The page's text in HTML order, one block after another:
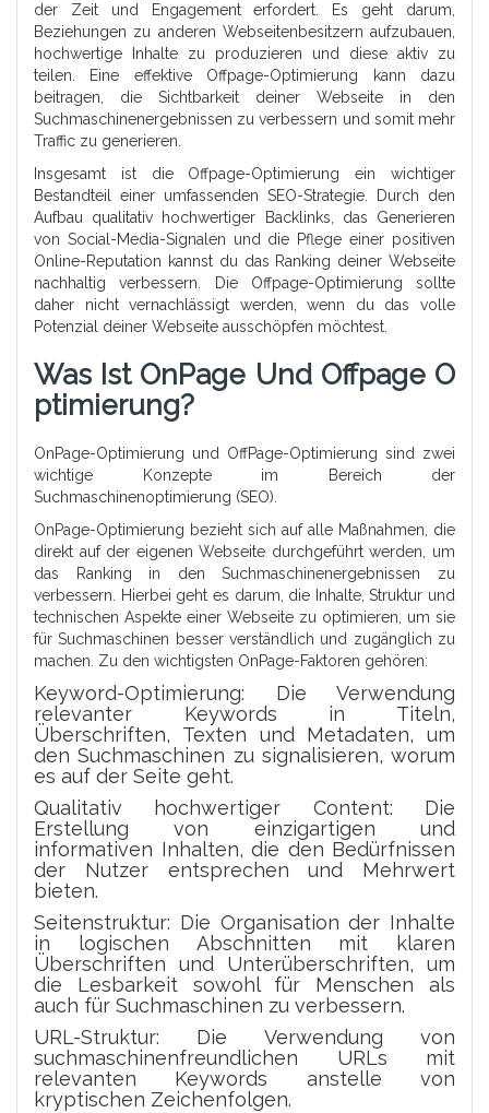
der Zeit und Engagement erfordert. Es geht darum,
Beziehungen zu anderen Webseitenbesitzern aufzubauen,
hochwertige Inhalte zu produzieren und diese aktiv zu
teilen. Eine effektive Offpage-Optimierung kann dazu
beitragen, die Sichtbarkeit deiner Webseite in den
Suchmaschinenergebnissen zu verbessern und somit mehr
Traffic zu generieren.
Insgesamt ist die Offpage-Optimierung ein wichtiger
Bestandteil einer umfassenden SEO-Strategie. Durch den
Aufbau qualitativ hochwertiger Backlinks, das Generieren
von Social-Media-Signalen und die Pflege einer positiven
Online-Reputation kannst du das Ranking deiner Webseite
nachhaltig verbessern. Die Offpage-Optimierung sollte
daher nicht vernachlässigt werden, wenn du das volle
Potenzial deiner Webseite ausschöpfen möchtest.
Was Ist OnPage Und Offpage O
Ptimierung?
OnPage-Optimierung und OffPage-Optimierung sind zwei
wichtige Konzepte im Bereich der
Suchmaschinenoptimierung (SEO).
OnPage-Optimierung bezieht sich auf alle Maßnahmen, die
direkt auf der eigenen Webseite durchgeführt werden, um
das Ranking in den Suchmaschinenergebnissen zu
verbessern. Hierbei geht es darum, die Inhalte, Struktur und
technischen Aspekte einer Webseite zu optimieren, um sie
für Suchmaschinen besser verständlich und zugänglich zu
machen. Zu den wichtigsten OnPage-Faktoren gehören:
Keyword-Optimierung: Die Verwendung
relevanter Keywords in Titeln,
Überschriften, Texten und Metadaten, um
den Suchmaschinen zu signalisieren, worum
es auf der Seite geht.
Qualitativ hochwertiger Content: Die
Erstellung von einzigartigen und
informativen Inhalten, die den Bedürfnissen
der Nutzer entsprechen und Mehrwert
bieten.
Seitenstruktur: Die Organisation der Inhalte
in logischen Abschnitten mit klaren
Überschriften und Unterüberschriften, um
die Lesbarkeit sowohl für Menschen als
auch für Suchmaschinen zu verbessern.
URL-Struktur: Die Verwendung von
suchmaschinenfreundlichen URLs mit
relevanten Keywords anstelle von
kryptischen Zeichenfolgen.